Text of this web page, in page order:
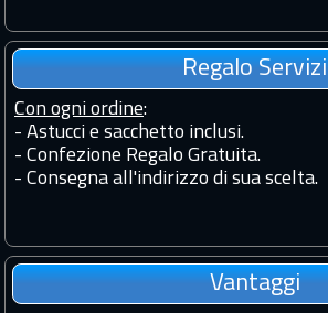
Regalo Servizi
Con ogni ordine:
- Astucci e sacchetto inclusi.
- Confezione Regalo Gratuita.
- Consegna all'indirizzo di sua scelta.
Vantaggi